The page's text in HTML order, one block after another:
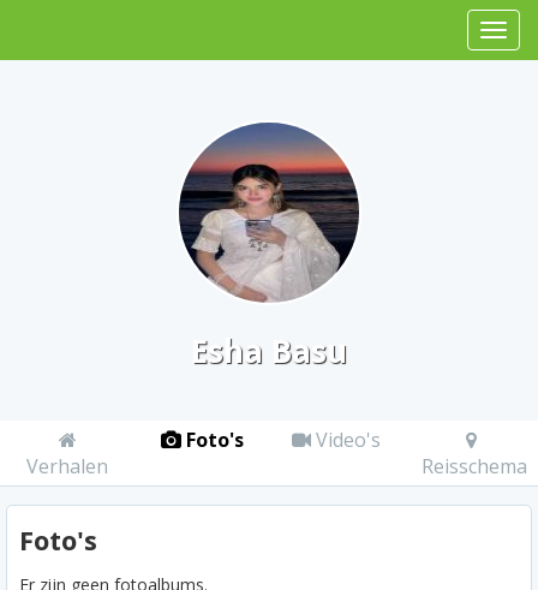
Esha Basu
Verhalen
Foto's
Video's
Reisschema
Foto's
Er zijn geen fotoalbums.